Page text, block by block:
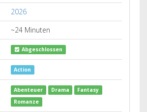
2026
~24 Minuten
Abgeschlossen
Action
Abenteuer Drama
Fantasy
Romanze